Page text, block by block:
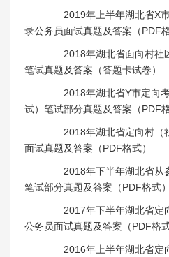
2019年上半年湖北省X市
录公务员面试真题及答案（PDF格
2018年湖北省面向村社
笔试真题及答案（答题卡试卷）
2018年湖北省Y市定向考
试）笔试部分真题及答案（PDF格
2018年湖北省定向村（
面试真题及答案（PDF格式）
2018年下半年湖北省从
笔试部分真题及答案（PDF格式）
2017年下半年湖北省定
公务员面试真题及答案（PDF格式
2016年上半年湖北省定